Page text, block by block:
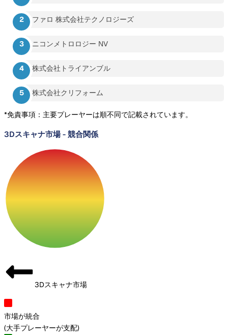
ファロ 株式会社テクノロジーズ
ニコンメトロロジー NV
株式会社トライアンブル
株式会社クリフォーム
*免責事項：主要プレーヤーは順不同で記載されています。
3Dスキャナ市場- 競合関係
3Dスキャナ市場
市場が統合
(大手プレーヤーが支配)